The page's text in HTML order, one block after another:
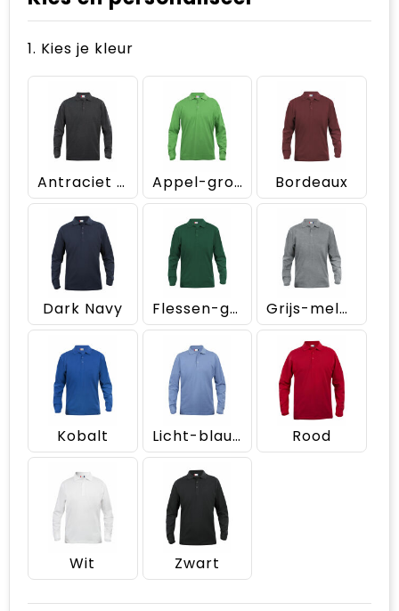
1. Kies je kleur
Antraciet Melange Appel-groen Bordeaux
Dark Navy Flessen-groen Grijs-melange
Kobalt Licht-blauw Rood
Wit Zwart